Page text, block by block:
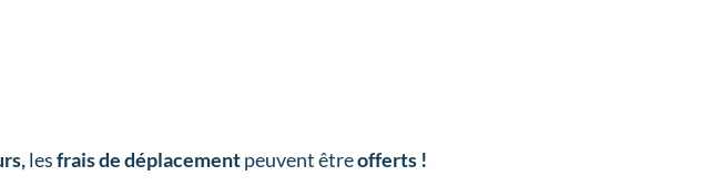
lesfrais de déplacementpeuvent êtreofferts !